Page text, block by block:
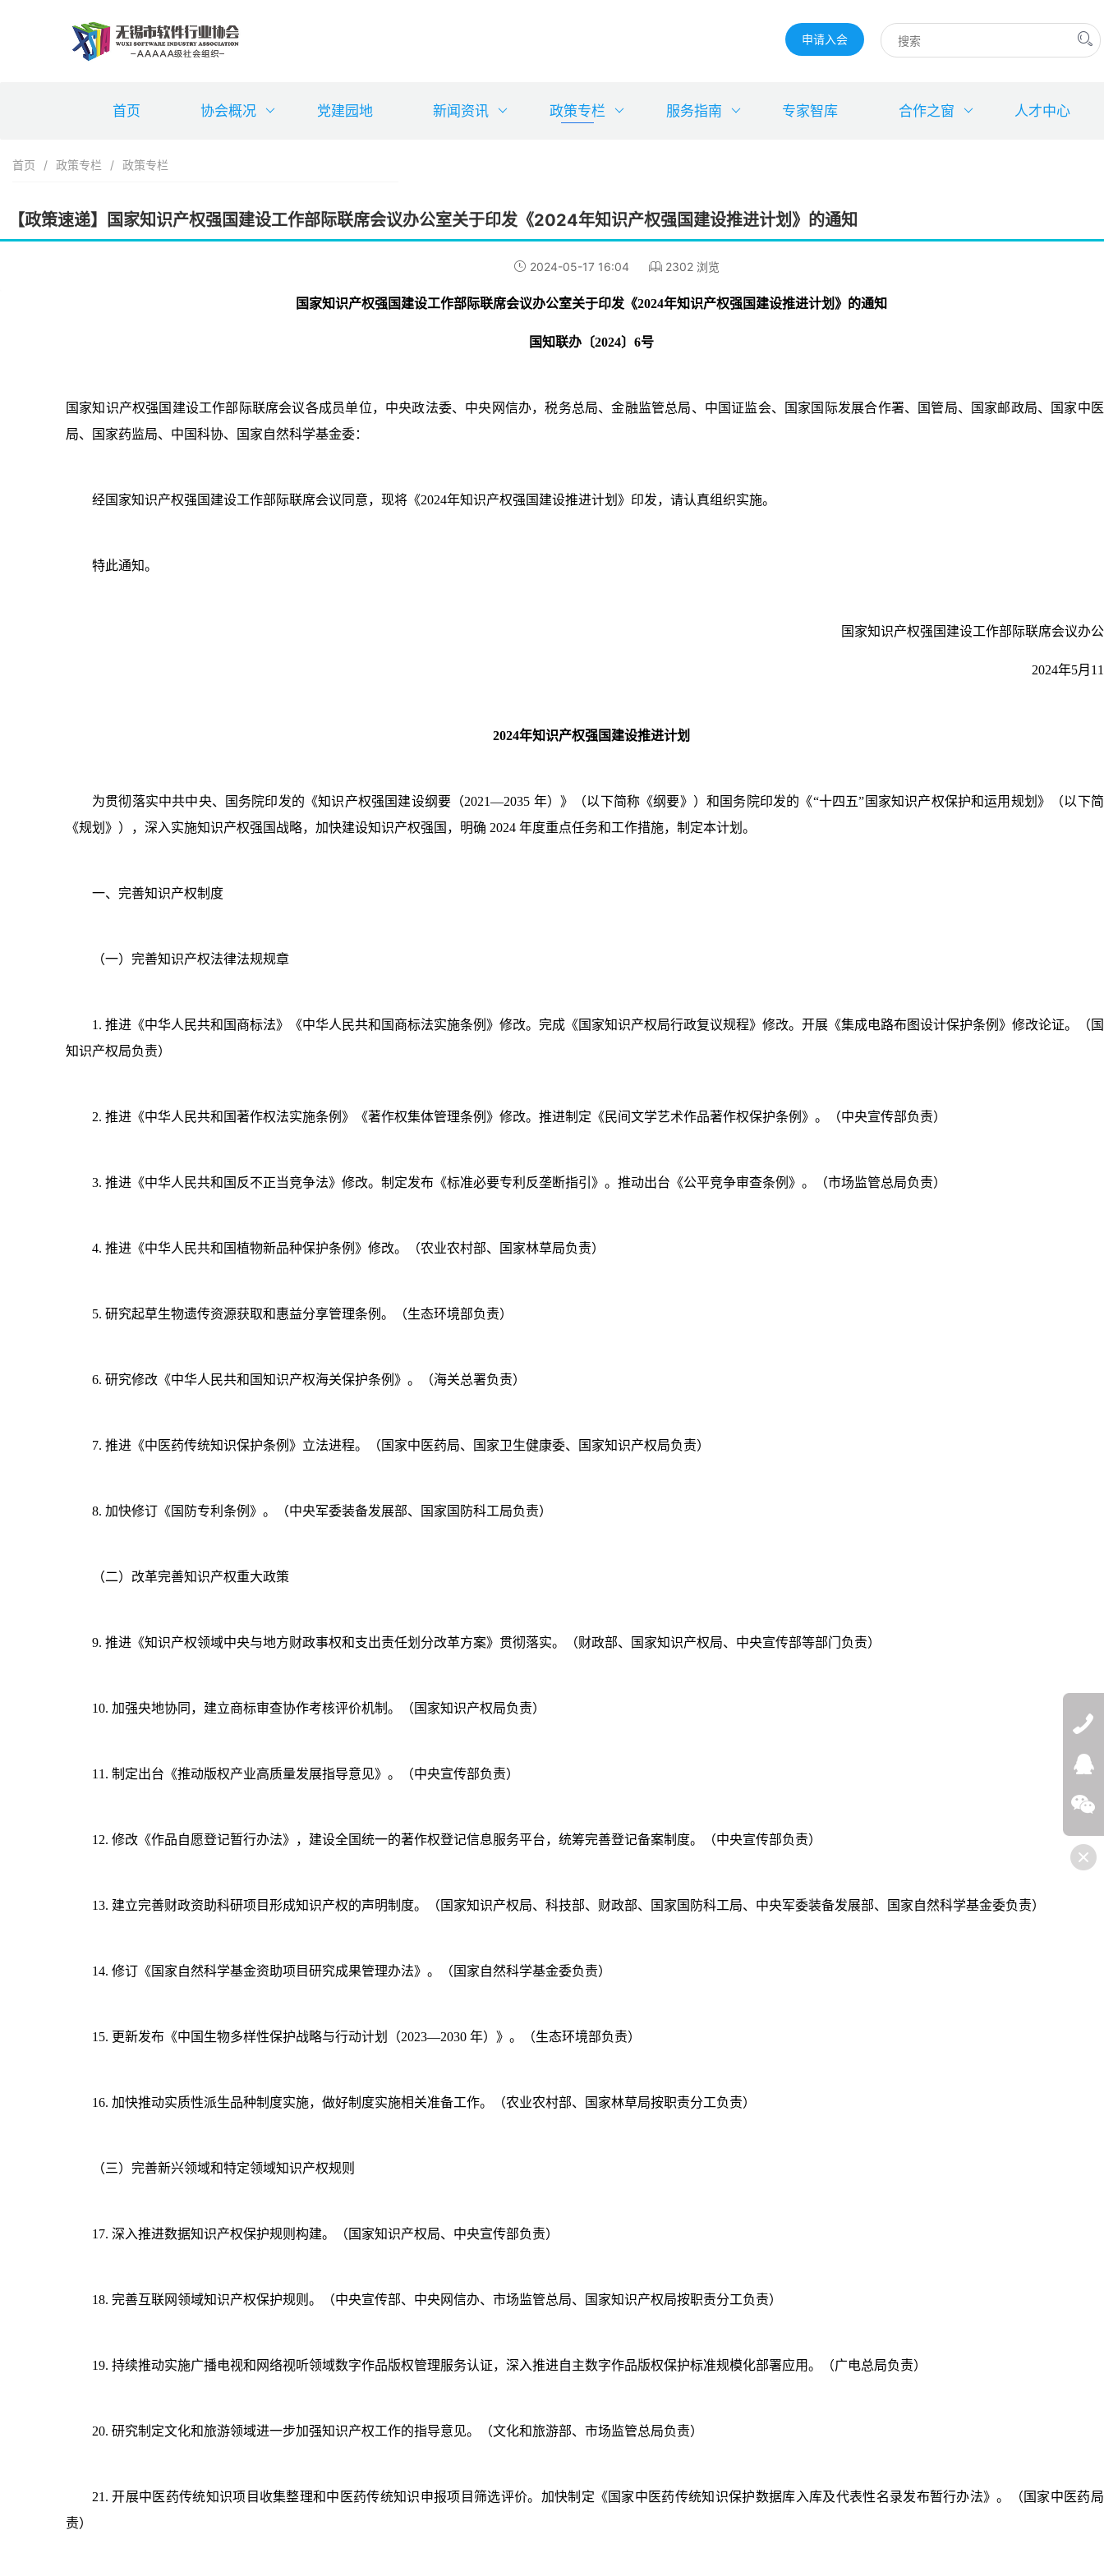
申请入会
首页 协会概况 党建园地 新闻资讯 政策专栏 服务指南 专家智库 合作之窗 人才中心
首页 / 政策专栏 / 政策专栏
【政策速递】国家知识产权强国建设工作部际联席会议办公室关于印发《2024年知识产权强国建设推进计划》的通知
2024-05-17 16:04 2302 浏览
国家知识产权强国建设工作部际联席会议办公室关于印发《2024年知识产权强国建设推进计划》的通知
国知联办〔2024〕6号
国家知识产权强国建设工作部际联席会议各成员单位，中央政法委、中央网信办，税务总局、金融监管总局、中国证监会、国家国际发展合作署、国管局、国家邮政局、国家中
局、国家药监局、中国科协、国家自然科学基金委：
经国家知识产权强国建设工作部际联席会议同意，现将《2024年知识产权强国建设推进计划》印发，请认真组织实施。
特此通知。
国家知识产权强国建设工作部际联席会议办
2024年5月
2024年知识产权强国建设推进计划
为贯彻落实中共中央、国务院印发的《知识产权强国建设纲要（2021—2035 年）》（以下简称《纲要》）和国务院印发的《“十四五”国家知识产权保护和运用规划》（以下
《规划》），深入实施知识产权强国战略，加快建设知识产权强国，明确 2024 年度重点任务和工作措施，制定本计划。
一、完善知识产权制度
（一）完善知识产权法律法规规章
1. 推进《中华人民共和国商标法》《中华人民共和国商标法实施条例》修改。完成《国家知识产权局行政复议规程》修改。开展《集成电路布图设计保护条例》修改论证。（
知识产权局负责）
2. 推进《中华人民共和国著作权法实施条例》《著作权集体管理条例》修改。推进制定《民间文学艺术作品著作权保护条例》。（中央宣传部负责）
3. 推进《中华人民共和国反不正当竞争法》修改。制定发布《标准必要专利反垄断指引》。推动出台《公平竞争审查条例》。（市场监管总局负责）
4. 推进《中华人民共和国植物新品种保护条例》修改。（农业农村部、国家林草局负责）
5. 研究起草生物遗传资源获取和惠益分享管理条例。（生态环境部负责）
6. 研究修改《中华人民共和国知识产权海关保护条例》。（海关总署负责）
7. 推进《中医药传统知识保护条例》立法进程。（国家中医药局、国家卫生健康委、国家知识产权局负责）
8. 加快修订《国防专利条例》。（中央军委装备发展部、国家国防科工局负责）
（二）改革完善知识产权重大政策
9. 推进《知识产权领域中央与地方财政事权和支出责任划分改革方案》贯彻落实。（财政部、国家知识产权局、中央宣传部等部门负责）
10. 加强央地协同，建立商标审查协作考核评价机制。（国家知识产权局负责）
11. 制定出台《推动版权产业高质量发展指导意见》。（中央宣传部负责）
12. 修改《作品自愿登记暂行办法》，建设全国统一的著作权登记信息服务平台，统筹完善登记备案制度。（中央宣传部负责）
13. 建立完善财政资助科研项目形成知识产权的声明制度。（国家知识产权局、科技部、财政部、国家国防科工局、中央军委装备发展部、国家自然科学基金委负责）
14. 修订《国家自然科学基金资助项目研究成果管理办法》。（国家自然科学基金委负责）
15. 更新发布《中国生物多样性保护战略与行动计划（2023—2030 年）》。（生态环境部负责）
16. 加快推动实质性派生品种制度实施，做好制度实施相关准备工作。（农业农村部、国家林草局按职责分工负责）
（三）完善新兴领域和特定领域知识产权规则
17. 深入推进数据知识产权保护规则构建。（国家知识产权局、中央宣传部负责）
18. 完善互联网领域知识产权保护规则。（中央宣传部、中央网信办、市场监管总局、国家知识产权局按职责分工负责）
19. 持续推动实施广播电视和网络视听领域数字作品版权管理服务认证，深入推进自主数字作品版权保护标准规模化部署应用。（广电总局负责）
20. 研究制定文化和旅游领域进一步加强知识产权工作的指导意见。（文化和旅游部、市场监管总局负责）
21. 开展中医药传统知识项目收集整理和中医药传统知识申报项目筛选评价。加快制定《国家中医药传统知识保护数据库入库及代表性名录发布暂行办法》。（国家中医药
责）
微信